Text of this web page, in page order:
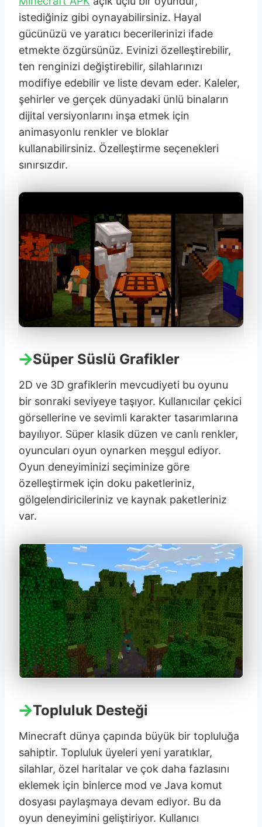
istediğiniz gibi oynayabilirsiniz. Hayal
gücünüzü ve yaratıcı becerilerinizi ifade
etmekte özgürsünüz. Evinizi özelleştirebilir,
ten renginizi değiştirebilir, silahlarınızı
modifiye edebilir ve liste devam eder. Kaleler,
şehirler ve gerçek dünyadaki ünlü binaların
dijital versiyonlarını inşa etmek için
animasyonlu renkler ve bloklar
kullanabilirsiniz. Özelleştirme seçenekleri
sınırsızdır.
Süper Süslü Grafikler
2D ve 3D grafiklerin mevcudiyeti bu oyunu
bir sonraki seviyeye taşıyor. Kullanıcılar çekici
görsellerine ve sevimli karakter tasarımlarına
bayılıyor. Süper klasik düzen ve canlı renkler,
oyuncuları oyun oynarken meşgul ediyor.
Oyun deneyiminizi seçiminize göre
özelleştirmek için doku paketleriniz,
gölgelendiricileriniz ve kaynak paketleriniz
var.
Topluluk Desteği
Minecraft dünya çapında büyük bir topluluğa
sahiptir. Topluluk üyeleri yeni yaratıklar,
silahlar, özel haritalar ve çok daha fazlasını
eklemek için binlerce mod ve Java komut
dosyası paylaşmaya devam ediyor. Bu da
oyun deneyimini geliştiriyor. Kullanıcı